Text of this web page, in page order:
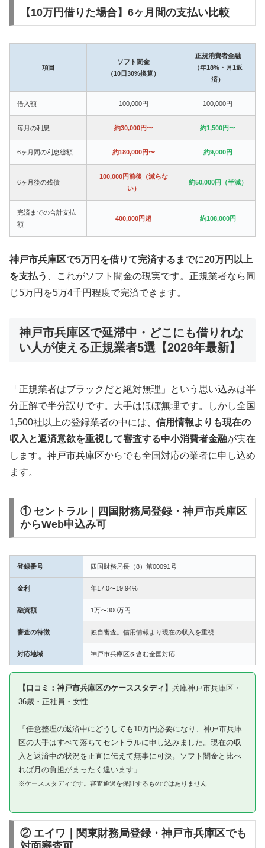
【10万円借りた場合】6ヶ月間の支払い比較
項目
ソフト闇金
（10日30%換算）
正規消費者金融
（年18%・月1返
済）
借入額 100,000円 100,000円
毎月の利息 約30,000円〜 約1,500円〜
6ヶ月間の利息総額 約180,000円〜 約9,000円
6ヶ月後の残債
100,000円前後（減らな
い）
約50,000円（半減）
完済までの合計支払
額
400,000円超 約108,000円
神戸市兵庫区で5万円を借りて完済するまでに20万円以上
を支払う
、これがソフト闇金の現実です。正規業者なら同
じ5万円を5万4千円程度で完済できます。
神戸市兵庫区で延滞中・どこにも借りれな
い人が使える正規業者5選【2026年最新】
「正規業者はブラックだと絶対無理」という思い込みは半
分正解で半分誤りです。大手はほぼ無理です。しかし全国
1,500社以上の登録業者の中には、 信用情報よりも現在の
収入と返済意欲を重視して審査する中小消費者金融が実在
します。神戸市兵庫区からでも全国対応の業者に申し込め
ます。
① セントラル｜四国財務局登録・神戸市兵庫区
からWeb申込み可
登録番号 四国財務局長（8）第00091号
金利 年17.0〜19.94%
融資額 1万〜300万円
審査の特徴 独自審査。信用情報より現在の収入を重視
対応地域 神戸市兵庫区を含む全国対応
【口コミ：神戸市兵庫区のケーススタディ】 兵庫神戸市兵庫区・
36歳・正社員・女性
「任意整理の返済中にどうしても10万円必要になり、神戸市兵庫
区の大手はすべて落ちてセントラルに申し込みました。現在の収
入と返済中の状況を正直に伝えて無事に可決。ソフト闇金と比べ
れば月の負担がまったく違います」
※ケーススタディです。審査通過を保証するものではありません
② エイワ｜関東財務局登録・神戸市兵庫区でも